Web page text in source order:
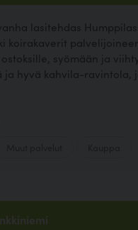
lasitehdas
koirakaverit
syömään ja
ja hyvä kahvila-ravintola,